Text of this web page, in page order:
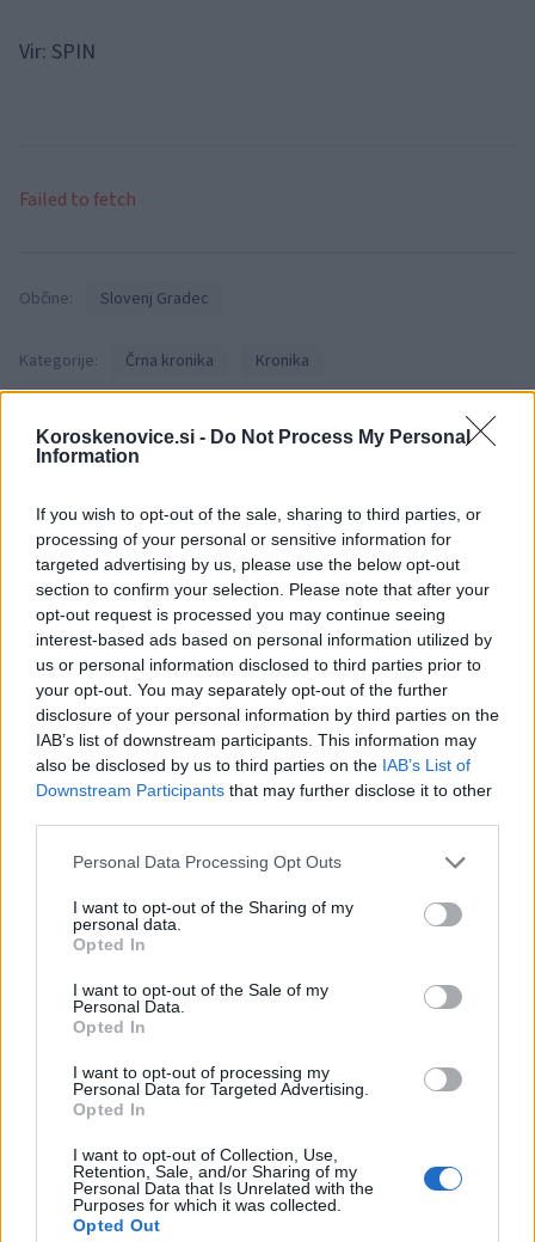
Koroskenovice.si - Do Not Process My Personal
Information
If you wish to opt-out of the sale, sharing to third parties, or
processing of your personal or sensitive information for
targeted advertising by us, please use the below opt-out
section to confirm your selection. Please note that after your
opt-out request is processed you may continue seeing
interest-based ads based on personal information utilized by
us or personal information disclosed to third parties prior to
your opt-out. You may separately opt-out of the further
disclosure of your personal information by third parties on the
IAB’s list of downstream participants. This information may
also be disclosed by us to third parties on the IAB’s List of
Downstream Participants that may further disclose it to other
Please note that this website/app uses one or more Google
not limited to your visit or usage behaviour. You may click to
grant or deny consent to Google and its third-party tags to
use your data for below specified purposes in below Google
consent section.
Personal Data Processing Opt Outs
I want to opt-out of the Sharing of my
personal data.
Opted In
I want to opt-out of the Sale of my
Personal Data.
Opted In
I want to opt-out of processing my
Personal Data for Targeted Advertising.
Opted In
I want to opt-out of Collection, Use,
Retention, Sale, and/or Sharing of my
Personal Data that Is Unrelated with the
Purposes for which it was collected.
Opted Out
Vir: SPIN
Failed to fetch
Občine: Slovenj Gradec
Kategorije: Črna kronika Kronika
Ključne besede: nesreča poškodba prepad
Več iz kraja Slovenj Gradec
Koncert skupine Delta Riff na
Festivalu SHOTS prestavljen na
jutri
Avgust v Kinu Kulturnega doma
Slovenj Gradec: Filmske
premiere, napete zgodbe in
počitniški kino
Freestyle navdušuje s poletno
prilagojenimi cenami koles
Vlom v hišo pri Slovenj Gradcu,
Več iz kategorije Črna kronika
V zalivu na Pašmanu našli